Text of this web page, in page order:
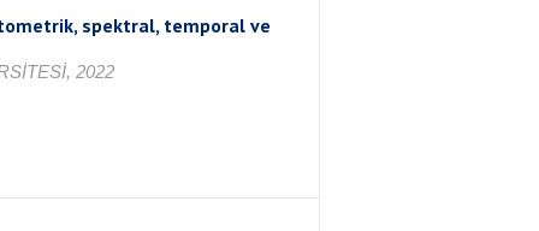
spektral, temporal ve
2022